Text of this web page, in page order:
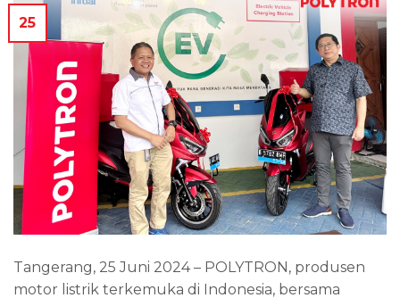
25
Tangerang, 25 Juni 2024 – POLYTRON, produsen
motor listrik terkemuka di Indonesia, bersama